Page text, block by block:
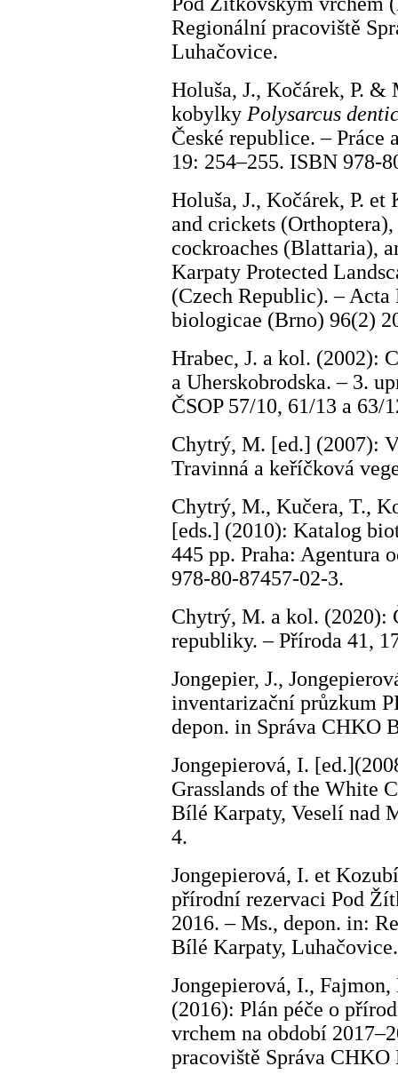
Regionální pracoviště
Luhačovice.
Holuša, J., Kočárek, P.
kobylky Polysarcus
České republice. –
19: 254–255. ISBN 978-
Holuša, J., Kočárek, P. et
and crickets
cockroaches (Blattaria),
Karpaty Protected
(Czech Republic). –
biologicae (Brno) 96(2)
Hrabec, J. a kol. (2002):
a Uherskobrodska. – 3.
ČSOP 57/10, 61/13 a 63/
Chytrý, M. [ed.] (2007):
Travinná a keříčková
Chytrý, M., Kučera, T.,
[eds.] (2010): Katalog
445 pp. Praha: Agentura
978-80-87457-02-3.
Chytrý, M. a kol. (2020):
republiky. – Příroda 41,
Jongepier, J.,
inventarizační průzkum
depon. in Správa CHKO
Jongepierová, I.
Grasslands of the White
Bílé Karpaty, Veselí nad
4.
Jongepierová, I. et
přírodní rezervaci Pod
2016. – Ms., depon. in:
Bílé Karpaty, Luhačovice.
Jongepierová, I.,
(2016): Plán péče o
vrchem na období
pracoviště Správa